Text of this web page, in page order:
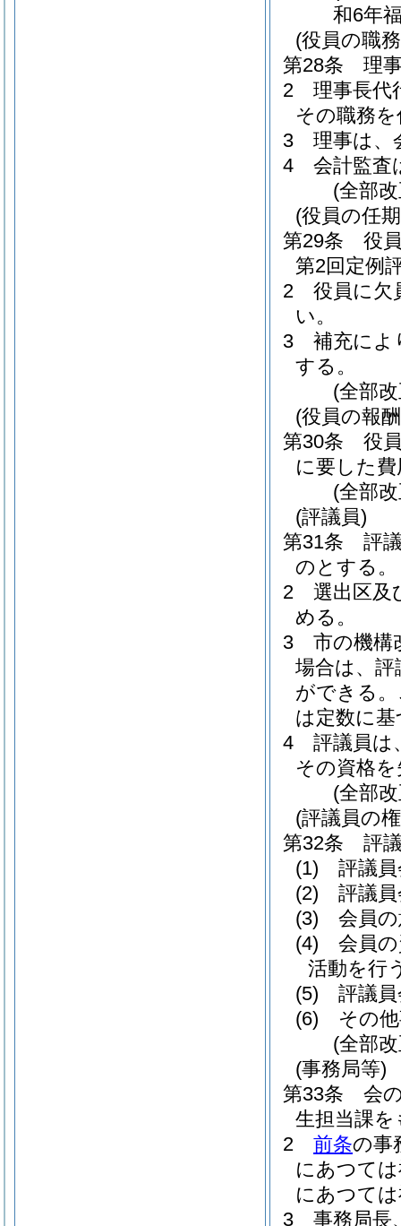
和6年
(役員の職
第28条
理
2
理事長代
その職務
3
理事は、
4
会計監査
(全部
(役員の任
第29条
役
第2回定例
2
役員に欠
い。
3
補充によ
する。
(全部
(役員の報
第30条
役
に要した
(全部
(評議員)
第31条
評
のとする。
2
選出区及
める。
3
市の機構
場合は、
ができる。
は定数に
4
評議員は
その資格
(全部
(評議員の
第32条
評
(1)
評議
(2)
評議
(3)
会員
(4)
会員
活動を行
(5)
評議
(6)
その
(全部
(事務局等)
第33条
会
生担当課
2
前条の事
にあつて
にあつて
3
事務局長